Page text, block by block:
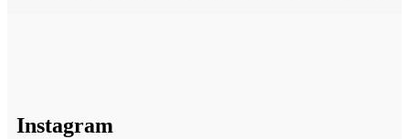
Instagram